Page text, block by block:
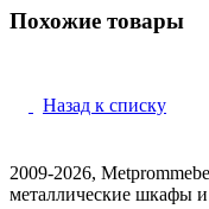
Похожие товары
Назад к списку
2009-2026,
металлические шкафы и